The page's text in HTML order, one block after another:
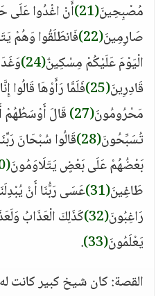
مُصْبِحِينَ(21)
أَنْ اغْدُوا عَلَى
صَارِمِينَ(22) فَانطَلَقُوا وَهُمْ
الْيَوْمَ عَلَيْكُمْ مِسْكِينٌ(24)
قَادِرِينَ(25) فَلَمَّا رَأَوْهَا قَالُوا
مَحْرُومُونَ(27)
قَالَ أَوْسَطُهُمْ
تُسَبِّحُونَ(28) قَالُوا سُبْحَانَ
بَعْضُهُمْ عَلَى بَعْضٍ يَتَلَاوَمُونَ(30)
طَاغِينَ(31)
عَسَى رَبُّنَا أَنْ
رَاغِبُونَ(32)
كَذَلِكَ الْعَذَابُ
يَعْلَمُونَ(33)
.
القصة: كان شيخ كبير كانت